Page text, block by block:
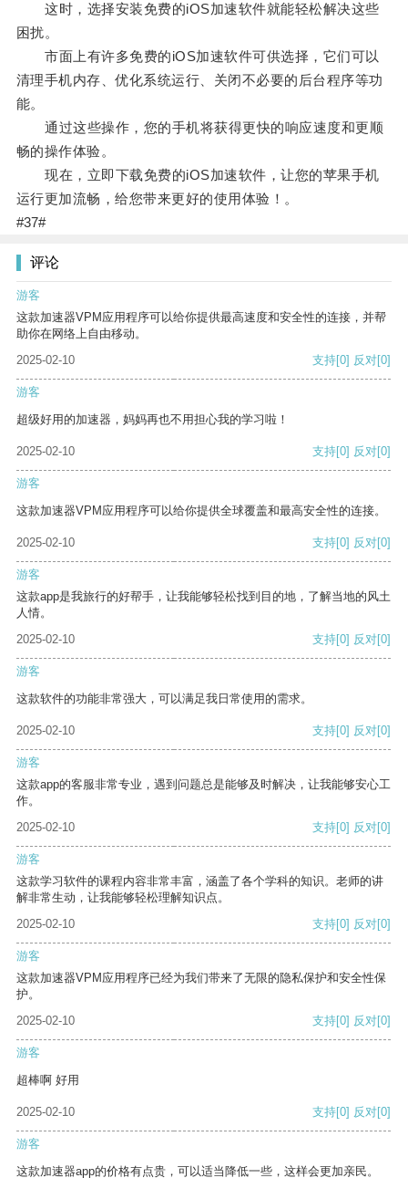
这时，选择安装免费的iOS加速软件就能轻松解决这些
困扰。
市面上有许多免费的iOS加速软件可供选择，它们可以
清理手机内存、优化系统运行、关闭不必要的后台程序等功
能。
通过这些操作，您的手机将获得更快的响应速度和更顺
畅的操作体验。
现在，立即下载免费的iOS加速软件，让您的苹果手机
运行更加流畅，给您带来更好的使用体验！。
#37#
评论
游客
这款加速器VPM应用程序可以给你提供最高速度和安全性的连接，并帮
助你在网络上自由移动。
2025-02-10
支持[0] 反对[0]
游客
超级好用的加速器，妈妈再也不用担心我的学习啦！
2025-02-10 支持[0] 反对[0]
游客
这款加速器VPM应用程序可以给你提供全球覆盖和最高安全性的连接。
2025-02-10 支持[0] 反对[0]
游客
这款app是我旅行的好帮手，让我能够轻松找到目的地，了解当地的风土
人情。
2025-02-10
支持[0] 反对[0]
游客
这款软件的功能非常强大，可以满足我日常使用的需求。
2025-02-10 支持[0] 反对[0]
游客
这款app的客服非常专业，遇到问题总是能够及时解决，让我能够安心工
作。
2025-02-10
支持[0] 反对[0]
游客
这款学习软件的课程内容非常丰富，涵盖了各个学科的知识。老师的讲
解非常生动，让我能够轻松理解知识点。
2025-02-10
支持[0] 反对[0]
游客
这款加速器VPM应用程序已经为我们带来了无限的隐私保护和安全性保
护。
2025-02-10
支持[0] 反对[0]
游客
超棒啊 好用
2025-02-10 支持[0] 反对[0]
游客
这款加速器app的价格有点贵，可以适当降低一些，这样会更加亲民。